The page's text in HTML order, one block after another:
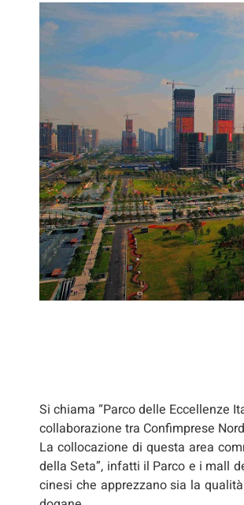
Si chiama “Parco delle Eccellenze
collaborazione tra Confimprese
La collocazione di questa area
della Seta”, infatti il Parco e i mall
cinesi che apprezzano sia la